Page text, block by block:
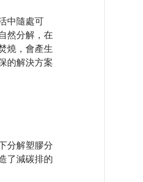
中隨處可
然分解，在
燒，會產生
的解決方案
分解塑膠分
了減碳排的